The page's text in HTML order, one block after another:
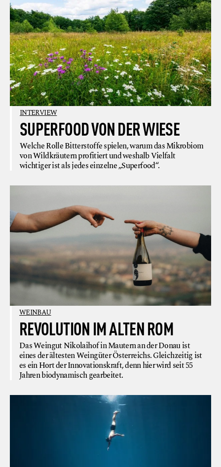
INTERVIEW
SUPERFOOD VON DER WIESE
Welche Rolle Bitterstoffe spielen, warum das Mikrobiom
von Wildkräutern profitiert und weshalb Vielfalt
wichtiger ist als jedes einzelne „Superfood“.
WEINBAU
REVOLUTION IM ALTEN ROM
Das Weingut Nikolaihof in Mautern an der Donau ist
eines der ältesten Weingüter Österreichs. Gleichzeitig ist
es ein Hort der Innovationskraft, denn hier wird seit 55
Jahren biodynamisch gearbeitet.